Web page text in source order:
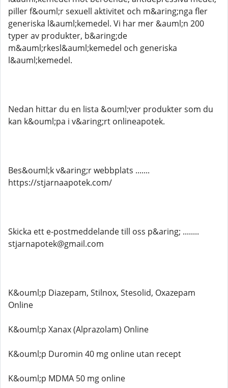
piller f&ouml;r sexuell aktivitet och m&aring;nga fler
generiska l&auml;kemedel. Vi har mer &auml;n 200
typer av produkter, b&aring;de
m&auml;rkesl&auml;kemedel och generiska
l&auml;kemedel.
Nedan hittar du en lista &ouml;ver produkter som du
kan k&ouml;pa i v&aring;rt onlineapotek.
Bes&ouml;k v&aring;r webbplats .......
https://stjarnaapotek.com/
Skicka ett e-postmeddelande till oss p&aring; ........
stjarnapotek@gmail.com
K&ouml;p Diazepam, Stilnox, Stesolid, Oxazepam
Online
K&ouml;p Xanax (Alprazolam) Online
K&ouml;p Duromin 40 mg online utan recept
K&ouml;p MDMA 50 mg online